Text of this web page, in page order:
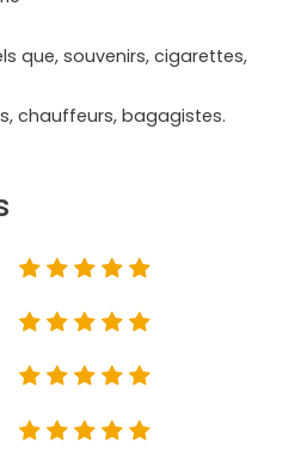
que, souvenirs, cigarettes,
chauffeurs, bagagistes.